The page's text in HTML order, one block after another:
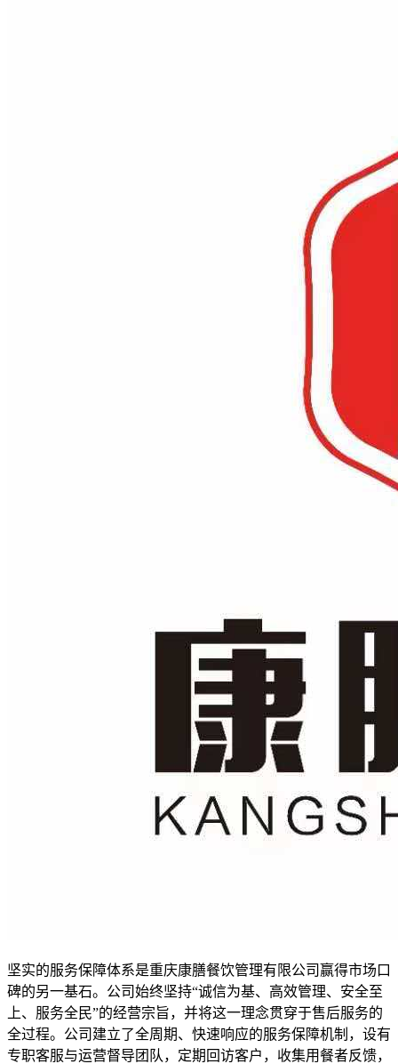
坚实的服务保障体系是重庆康膳餐饮管理有限公司赢得市场口
碑的另一基石。公司始终坚持“诚信为基、高效管理、安全至
上、服务全民”的经营宗旨，并将这一理念贯穿于售后服务的
全过程。公司建立了全周期、快速响应的服务保障机制，设有
专职客服与运营督导团队，定期回访客户，收集用餐者反馈，